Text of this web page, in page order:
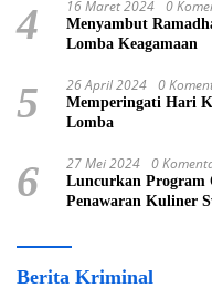
4 16 Maret 2024 0
Menyambut
Lomba Keagamaan
5 26 April 2024 0
Memperingati Hari
Lomba
6 27 Mei 2024 0
Luncurkan Program
Penawaran Kuliner
Berita Kriminal